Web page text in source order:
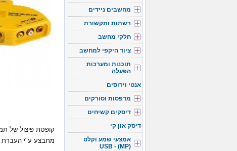
קופסת פיצול של
מתבצע ע"י העברת
מחשבים ניידים
רשתות ותקשורת
חלקי מחשב
ציוד היקפי למחשב
תוכנות ומערכות
הפעלה
אנטי וירוסים
מדפסות וסורקים
דיסקים קשיחים
דיסק און קי
אמצעי שמע וקלט
(USB - (MP